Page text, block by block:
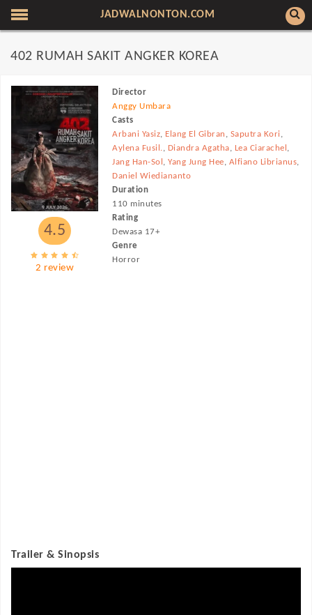
JADWALNONTON.COM
402 RUMAH SAKIT ANGKER KOREA
4.5
2 review
Director
Anggy Umbara
Casts
Arbani Yasiz, Elang El Gibran , Saputra Kori,
Aylena Fusil., Diandra Agatha, Lea Ciarachel ,
Jang Han-Sol ,Yang Jung Hee, Alfiano Librianus,
Daniel Wiediananto
Duration
110 minutes
Rating
Dewasa 17+
Genre
Horror
Trailer & Sinopsis